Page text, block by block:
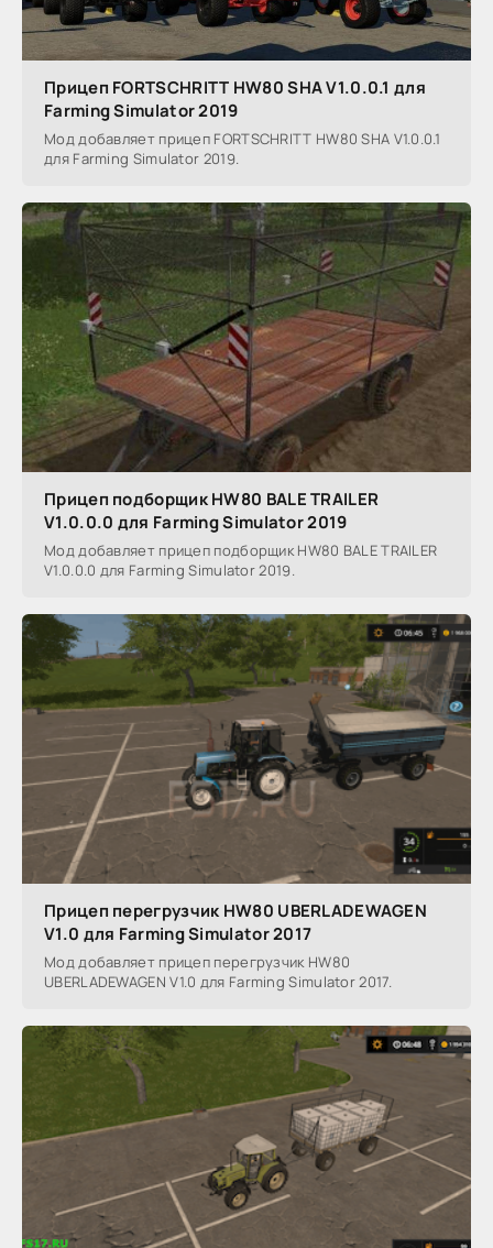
Прицеп FORTSCHRITT HW80 SHA V1.0.0.1 для
Farming Simulator 2019
Мод добавляет прицеп FORTSCHRITT HW80 SHA V1.0.0.1
для Farming Simulator 2019.
Прицеп подборщик HW80 BALE TRAILER
V1.0.0.0 для Farming Simulator 2019
Мод добавляет прицеп подборщик HW80 BALE TRAILER
V1.0.0.0 для Farming Simulator 2019.
Прицеп перегрузчик HW80 UBERLADEWAGEN
V1.0 для Farming Simulator 2017
Мод добавляет прицеп перегрузчик HW80
UBERLADEWAGEN V1.0 для Farming Simulator 2017.